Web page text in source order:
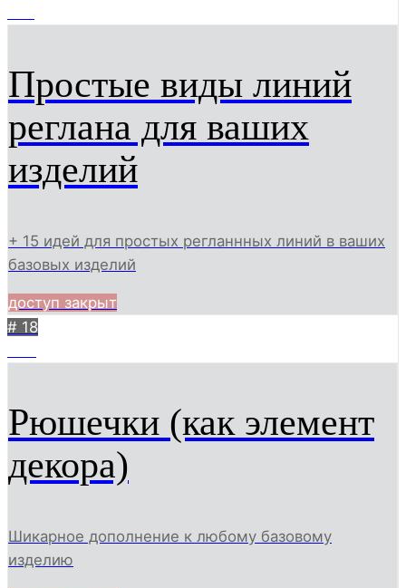
Простые виды линий
реглана для ваших
изделий
+ 15 идей для простых регланнных линий в ваших
базовых изделий
доступ закрыт
# 18
Рюшечки (как элемент
декора)
Шикарное дополнение к любому базовому
изделию